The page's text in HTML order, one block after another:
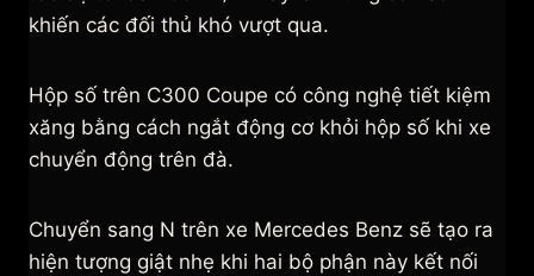
khiến các đối thủ khó vượt qua.
Hộp số trên C300 Coupe có công nghệ tiết kiệm
xăng bằng cách ngắt động cơ khỏi hộp số khi xe
chuyển động trên đà.
Chuyển sang N trên xe Mercedes Benz sẽ tạo ra
hiện tượng giật nhẹ khi hai bộ phận này kết nối